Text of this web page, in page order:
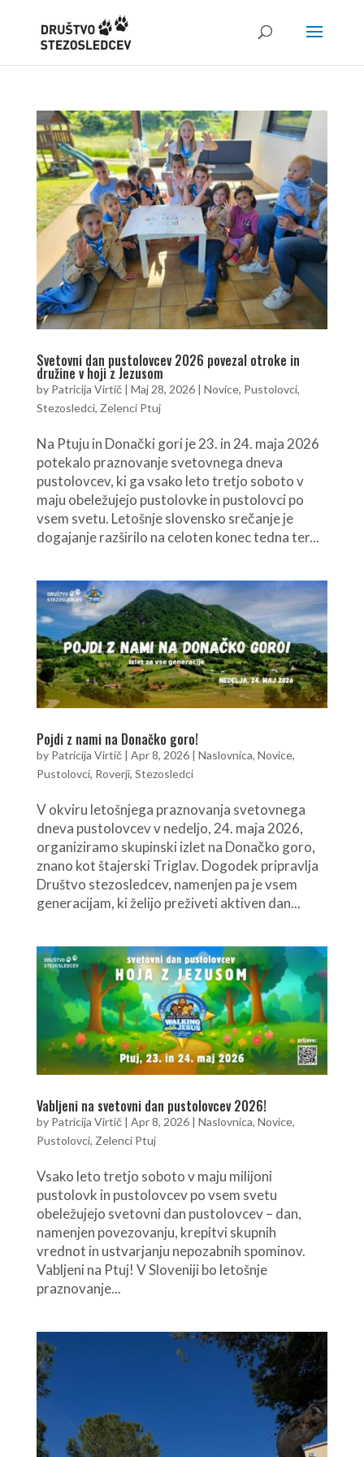
Svetovni dan pustolovcev 2026 povezal otroke in
družine v hoji z Jezusom
by Patricija Virtič| Maj 28, 2026| Novice, Pustolovci,
Stezosledci, Zelenci Ptuj
Na Ptuju in Donački gori je 23. in 24. maja 2026
potekalo praznovanje svetovnega dneva
pustolovcev, ki ga vsako leto tretjo soboto v
maju obeležujejo pustolovke in pustolovci po
vsem svetu. Letošnje slovensko srečanje je
dogajanje razširilo na celoten konec tedna ter...
Pojdi z nami na Donačko goro!
by Patricija Virtič| Apr 8, 2026| Naslovnica, Novice,
Pustolovci, Roverji, Stezosledci
V okviru letošnjega praznovanja svetovnega
dneva pustolovcev v nedeljo, 24. maja 2026,
organiziramo skupinski izlet na Donačko goro,
znano kot štajerski Triglav. Dogodek pripravlja
Društvo stezosledcev, namenjen pa je vsem
generacijam, ki želijo preživeti aktiven dan...
Vabljeni na svetovni dan pustolovcev 2026!
by Patricija Virtič| Apr 8, 2026| Naslovnica, Novice,
Pustolovci, Zelenci Ptuj
Vsako leto tretjo soboto v maju milijoni
pustolovk in pustolovcev po vsem svetu
obeležujejo svetovni dan pustolovcev – dan,
namenjen povezovanju, krepitvi skupnih
vrednot in ustvarjanju nepozabnih spominov.
Vabljeni na Ptuj! V Sloveniji bo letošnje
praznovanje...